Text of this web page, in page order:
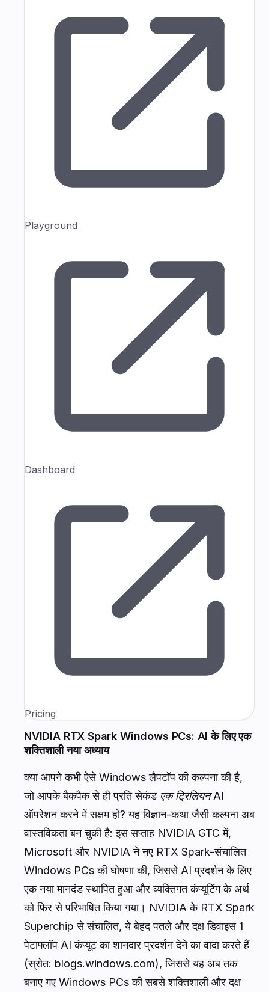
Playground
Dashboard
Pricing
NVIDIA RTX Spark Windows PCs: AI के लिए एक
शक्तिशाली नया अध्याय
क्या आपने कभी ऐसे Windows लैपटॉप की कल्पना की है,
जो आपके बैकपैक से ही प्रति सेकंड एक ट्रिलियनAI
ऑपरेशन करने में सक्षम हो? यह विज्ञान-कथा जैसी कल्पना अब
वास्तविकता बन चुकी है: इस सप्ताह NVIDIA GTC में,
Microsoft और NVIDIA ने नए RTX Spark-संचालित
Windows PCs की घोषणा की, जिससे AI प्रदर्शन के लिए
एक नया मानदंड स्थापित हुआ और व्यक्तिगत कंप्यूटिंग के अर्थ
को फिर से परिभाषित किया गया। NVIDIA के RTX Spark
Superchip से संचालित, ये बेहद पतले और दक्ष डिवाइस 1
पेटाफ्लॉप AI कंप्यूट का शानदार प्रदर्शन देने का वादा करते हैं
(स्रोत: blogs.windows.com), जिससे यह अब तक
बनाए गए Windows PCs की सबसे शक्तिशाली और दक्ष